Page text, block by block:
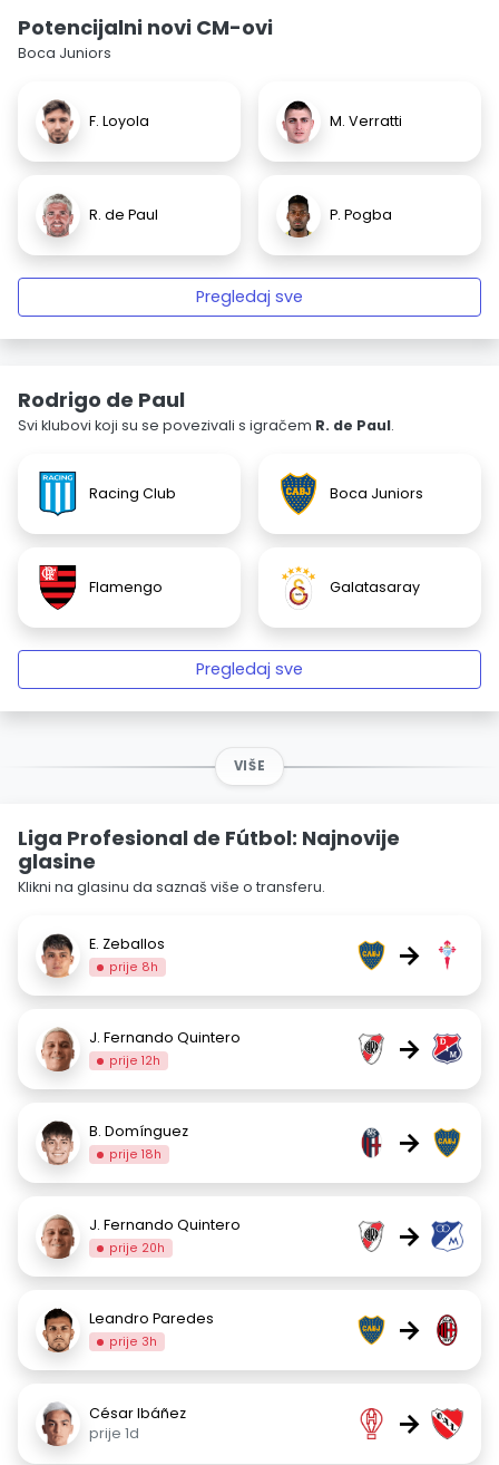
Potencijalni novi CM-ovi
Boca Juniors
F. Loyola M. Verratti
R. de Paul P. Pogba
Pregledaj sve
Rodrigo de Paul
Svi klubovi koji su se povezivali s igračem R. de Paul.
Racing Club Boca Juniors
Flamengo Galatasaray
Pregledaj sve
VIŠE
Liga Profesional de Fútbol: Najnovije
glasine
Klikni na glasinu da saznaš više o transferu.
E. Zeballos
prije 8h →
J. Fernando Quintero
prije 12h →
B. Domínguez
prije 18h →
J. Fernando Quintero
prije 20h →
Leandro Paredes
prije 3h →
César Ibáñez
prije 1d
→